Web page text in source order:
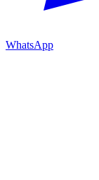
WhatsApp